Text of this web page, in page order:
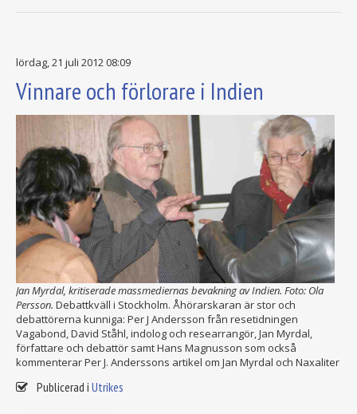
lördag, 21 juli 2012 08:09
Vinnare och förlorare i Indien
Jan Myrdal, kritiserademassmediernas bevakning avIndien. Foto: Ola
Persson. Debattkväll i Stockholm. Åhörarskaran är stor och
debattörerna kunniga: Per J Andersson från resetidningen
Vagabond, David Ståhl, indolog och researrangör, Jan Myrdal,
författare och debattör samt Hans Magnusson som också
kommenterar Per J. Anderssons artikel om Jan Myrdal och Naxaliter
Publicerad i Utrikes